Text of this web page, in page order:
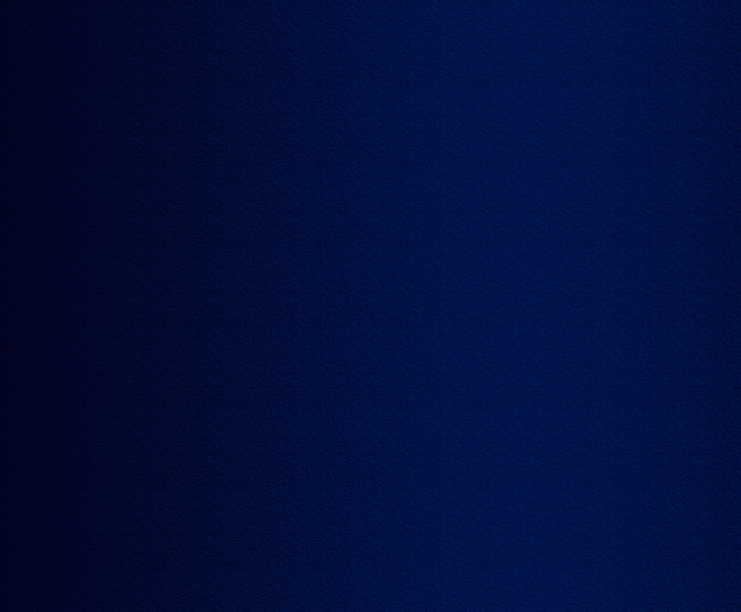
什么比较流行
所有影片
识厨解味 | 纪瑞喜